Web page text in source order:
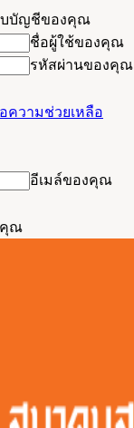
บบัญชีของคุณ
ชื่อผู้ใช้ของคุณ
รหัสผ่านของคุณ
ความช่วยเหลือ
อีเมล์ของคุณ
คุณ